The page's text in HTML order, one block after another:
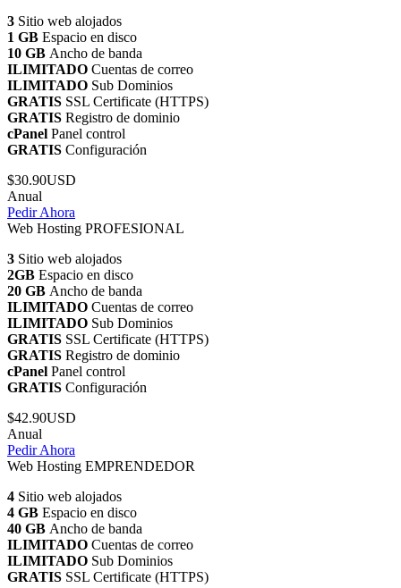
3 Sitio web alojados
1 GB Espacio en disco
10 GB Ancho de banda
ILIMITADO Cuentas de correo
ILIMITADO Sub Dominios
GRATIS SSL Certificate (HTTPS)
GRATIS Registro de dominio
cPanel Panel control
GRATIS Configuración
$30.90USD
Anual
Pedir Ahora
Web Hosting PROFESIONAL
3 Sitio web alojados
2GB Espacio en disco
20 GB Ancho de banda
ILIMITADO Cuentas de correo
ILIMITADO Sub Dominios
GRATIS SSL Certificate (HTTPS)
GRATIS Registro de dominio
cPanel Panel control
GRATIS Configuración
$42.90USD
Anual
Pedir Ahora
Web Hosting EMPRENDEDOR
4 Sitio web alojados
4 GB Espacio en disco
40 GB Ancho de banda
ILIMITADO Cuentas de correo
ILIMITADO Sub Dominios
GRATIS SSL Certificate (HTTPS)